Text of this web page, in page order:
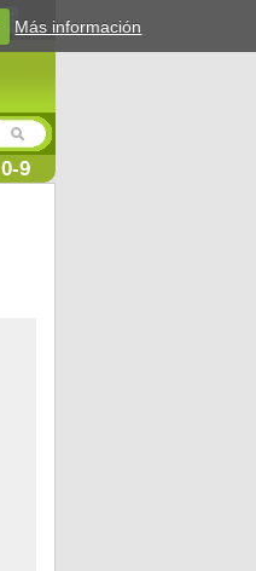
0-9
Más información